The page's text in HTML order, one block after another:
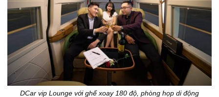
DCar vip Lounge với ghế xoay 180 độ, phòng họp di động